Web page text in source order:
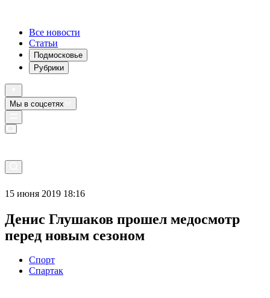
Все новости
Статьи
Подмосковье
Рубрики
Мы в соцсетях
15 июня 2019 18:16
Денис Глушаков прошел медосмотр
перед новым сезоном
Спорт
Спартак